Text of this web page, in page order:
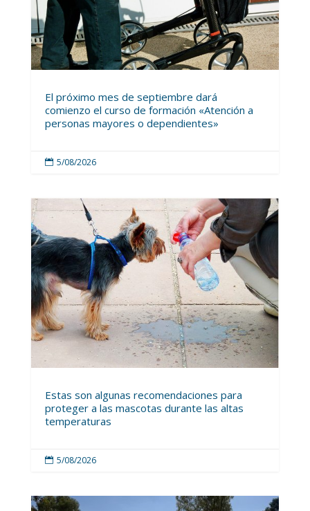
El próximo mes de septiembre dará
comienzo el curso de formación «Atención a
personas mayores o dependientes»
 5/08/2026
Estas son algunas recomendaciones para
proteger a las mascotas durante las altas
temperaturas
 5/08/2026